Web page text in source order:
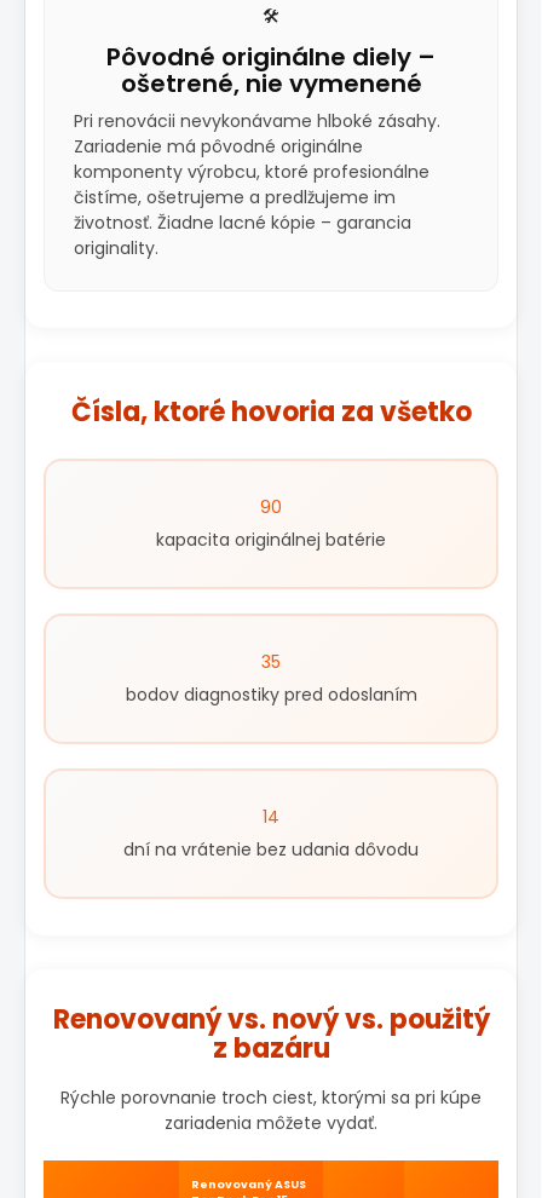
🛠️
Pôvodné originálne diely –
ošetrené, nie vymenené
Pri renovácii nevykonávame hlboké zásahy.
Zariadenie má pôvodné originálne
komponenty výrobcu, ktoré profesionálne
čistíme, ošetrujeme a predlžujeme im
životnosť. Žiadne lacné kópie – garancia
originality.
Čísla, ktoré hovoria za všetko
90
kapacita originálnej batérie
35
bodov diagnostiky pred odoslaním
14
dní na vrátenie bez udania dôvodu
Renovovaný vs. nový vs. použitý
z bazáru
Rýchle porovnanie troch ciest, ktorými sa pri kúpe
zariadenia môžete vydať.
Renovovaný ASUS